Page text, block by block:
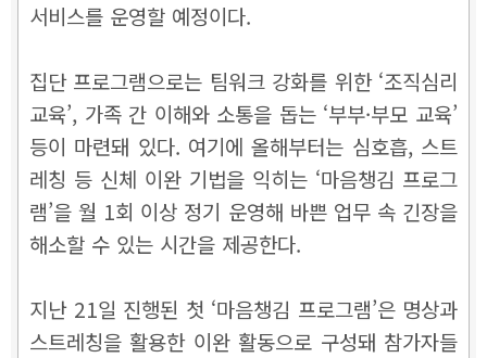
서비스를 운영할 예정이다.
집단 프로그램으로는 팀워크 강화를 위한 ‘조직심리
교육’, 가족 간 이해와 소통을 돕는 ‘부부·부모 교육’
등이 마련돼 있다. 여기에 올해부터는 심호흡, 스트
레칭 등 신체 이완 기법을 익히는 ‘마음챙김 프로그
램’을 월 1회 이상 정기 운영해 바쁜 업무 속 긴장을
해소할 수 있는 시간을 제공한다.
지난 21일 진행된 첫 ‘마음챙김 프로그램’은 명상과
스트레칭을 활용한 이완 활동으로 구성돼 참가자들